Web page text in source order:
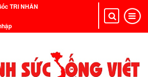
TRI NHÂN
Toggle
Toggle
navigation